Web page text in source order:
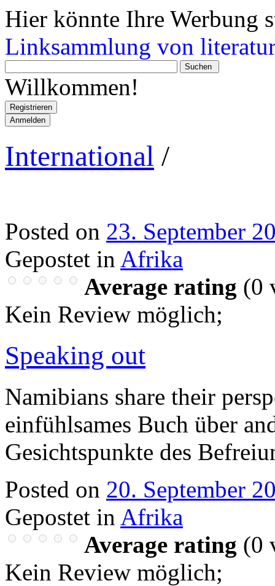
Hier könnte Ihre Werbung
Linksammlung von
suchen
Sie?
Willkommen!
Registrieren
Anmelden
International /
Posted on 23. September
Gepostet in Afrika
Average rating (0
Kein Review möglich;
Speaking out
Namibians share their
einfühlsames Buch über
Gesichtspunkte des
Posted on 20. September
Gepostet in Afrika
Average rating (0
Kein Review möglich;